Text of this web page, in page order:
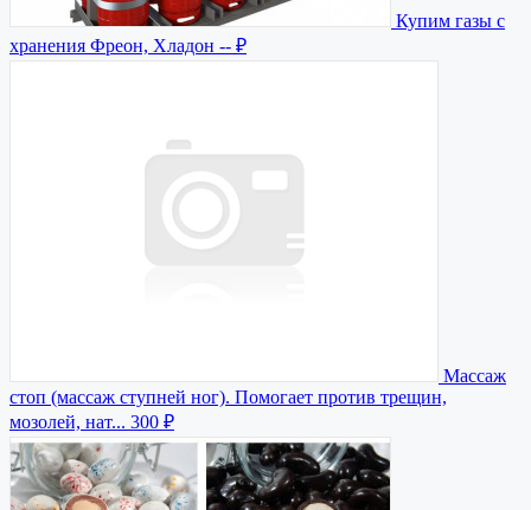
Купим газы с
хранения Фреон, Хладон -- ₽
Массаж
стоп (массаж ступней ног). Помогает против трещин,
мозолей, нат... 300 ₽